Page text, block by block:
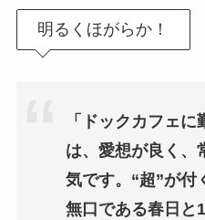
明るくほがらか！
「ドックカフェ
は、愛想が良く、
気です。“超”が付
無口である春日と